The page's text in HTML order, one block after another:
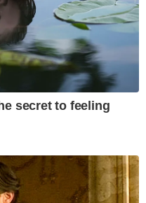
secret to feeling